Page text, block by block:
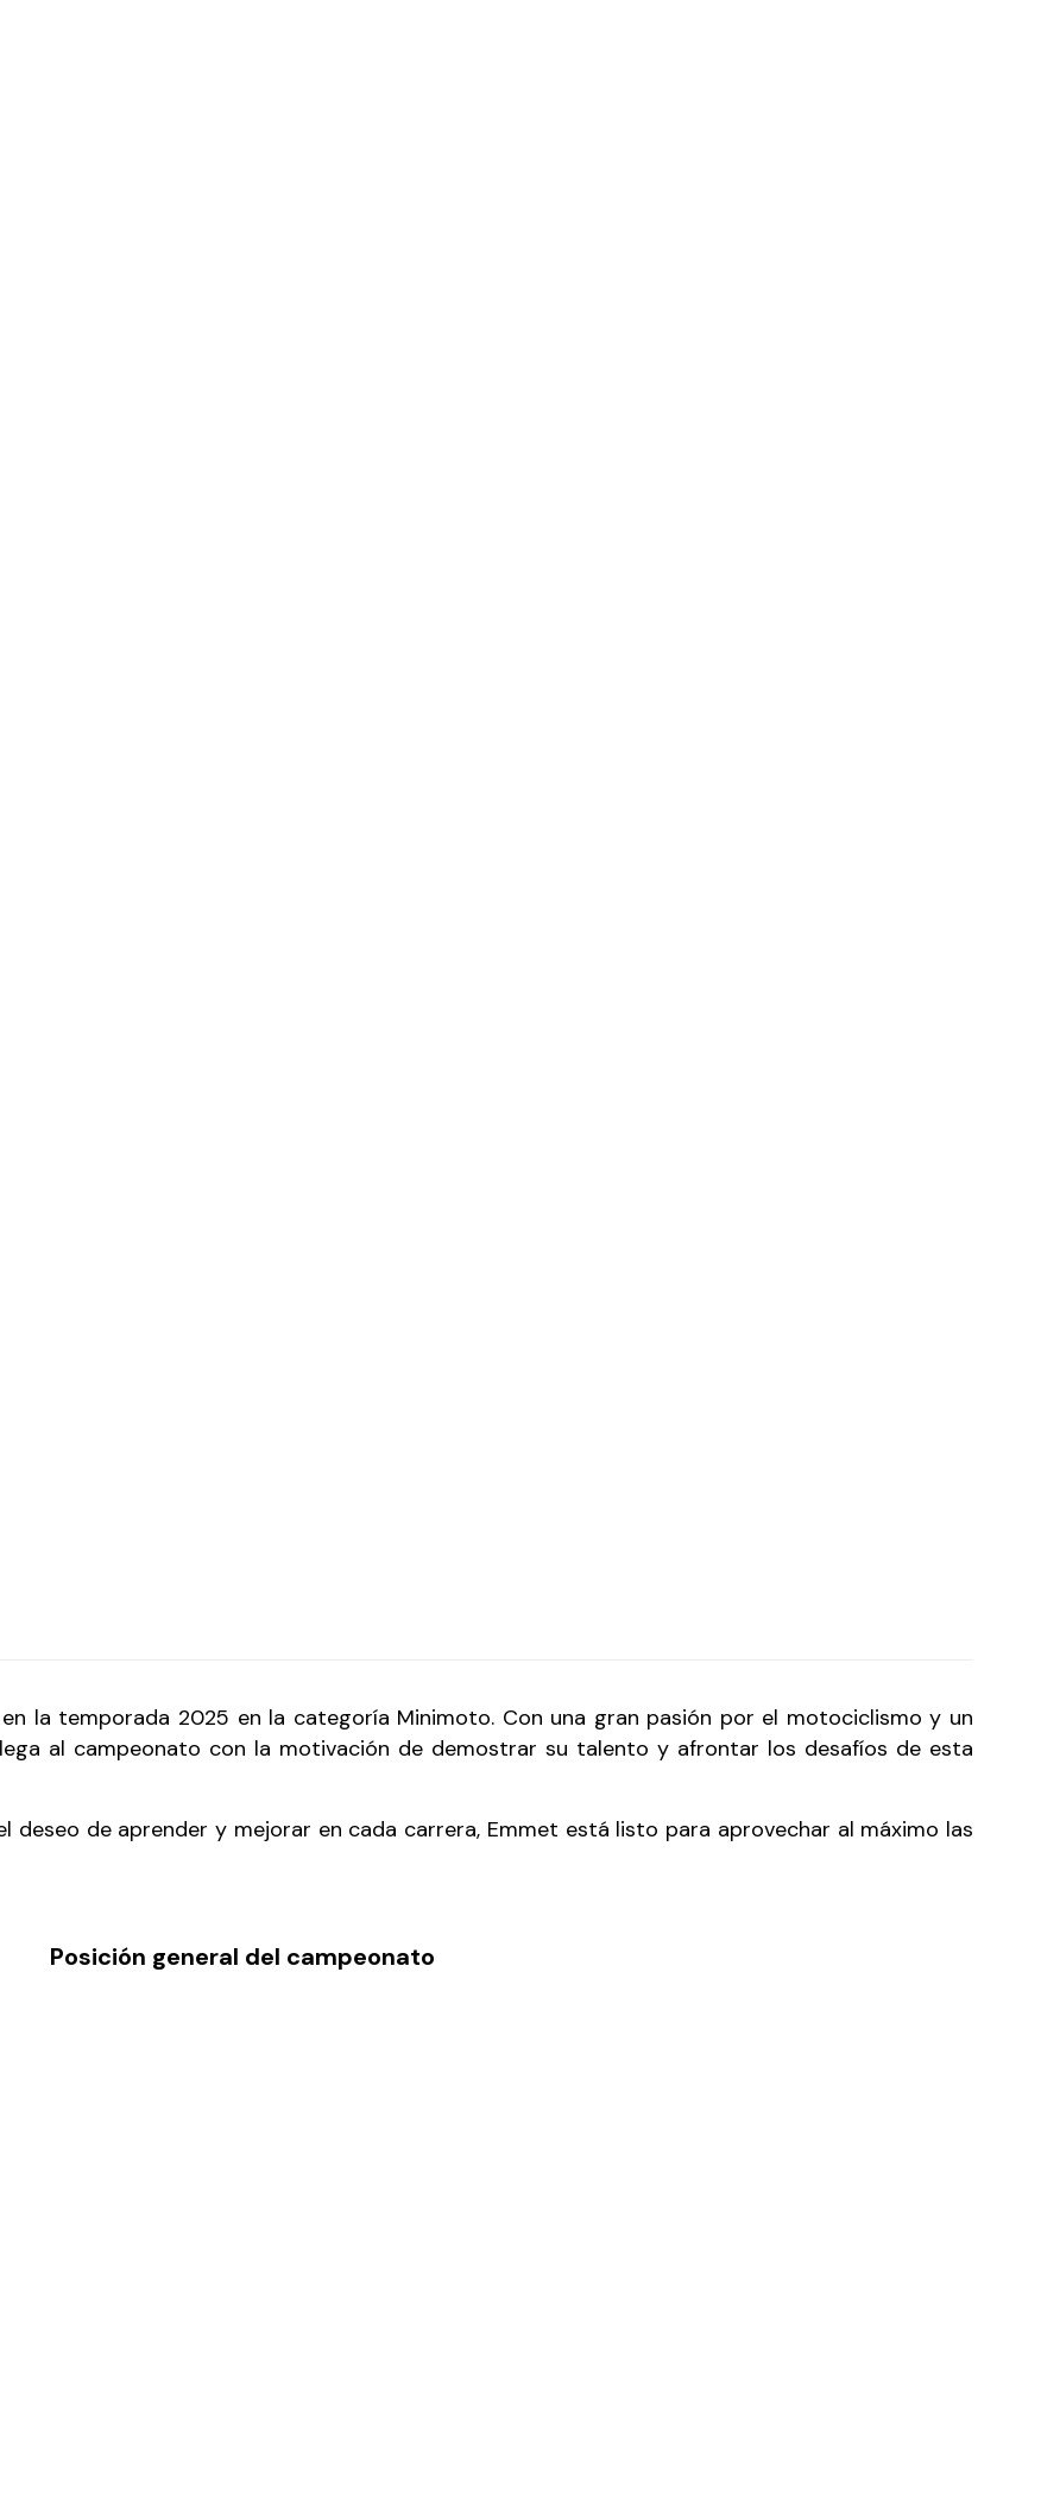
la temporada 2025 en la categoría Minimoto. Con una gran pasión por el motociclismo y un
al campeonato con la motivación de demostrar su talento y afrontar los desafíos de esta
deseo de aprender y mejorar en cada carrera, Emmet está listo para aprovechar al máximo las
Posición general del campeonato